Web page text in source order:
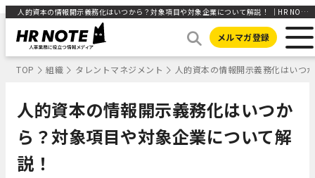
人的資本の情報開示義務化はいつから？対象項目や対象企業について解説！ ｜HR NOTE
メルマガ登録
TOP 組織 タレントマネジメント 人的資本の情報開示義務化はいつ
人的資本の情報開示義務化はいつか
ら？対象項目や対象企業について解
説！